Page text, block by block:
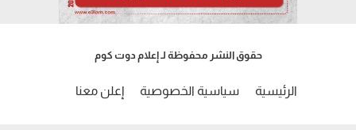
حقوق النشر محفوظة لـ إعلام دوت كوم
الرئيسية سياسية الخصوصية إعلن معنا